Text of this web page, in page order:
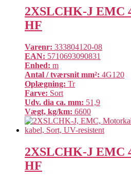
2XSLCHK-J EMC
HF
Varenr: 333804120-08
EAN: 5710693090831
Enhed: m
Antal / tværsnit mm²: 4G120
Oplægning: Tr
Farve: Sort
Udv. dia ca. mm: 51,9
Vægt, kg/km: 6600
2XSLCHK-J EMC
HF